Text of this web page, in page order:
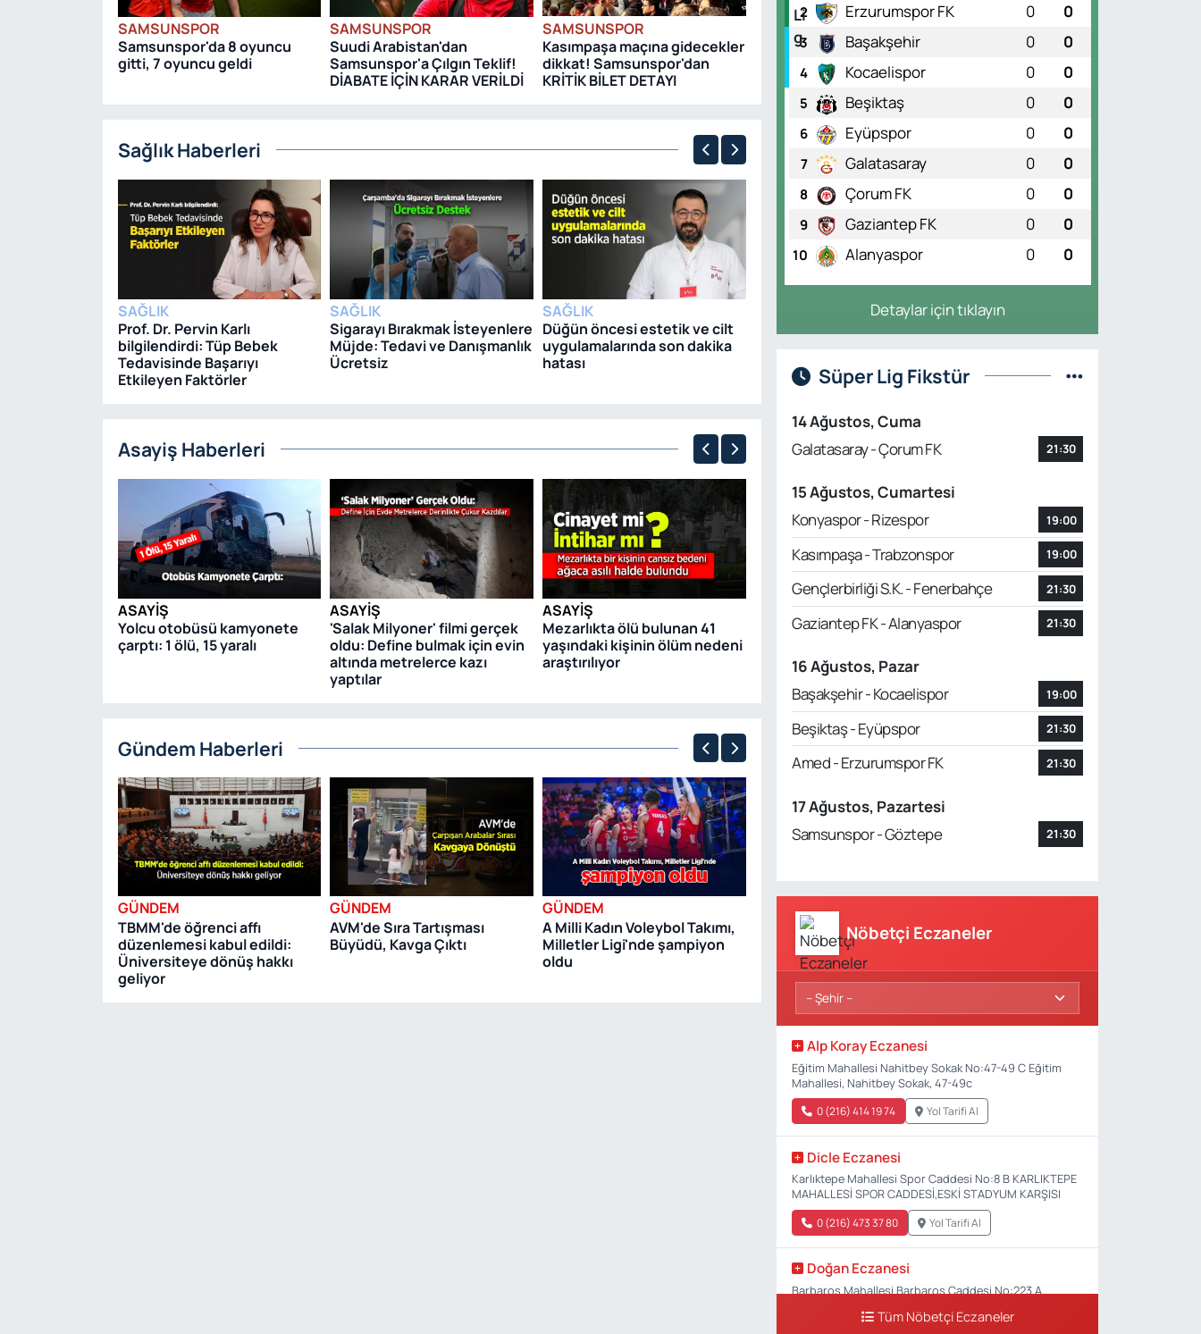
SAMSUNSPOR
Samsunspor'da 8 oyuncu
gitti, 7 oyuncu geldi
SAMSUNSPOR
Suudi Arabistan'dan
Samsunspor'a Çılgın Teklif!
DİABATE İÇİN KARAR VERİLDİ
SAMSUNSPOR
Kasımpaşa maçına gidecekler
dikkat! Samsunspor'dan
KRİTİK BİLET DETAYI
Sağlık Haberleri
SAĞLIK
Prof. Dr. Pervin Karlı
bilgilendirdi: Tüp Bebek
Tedavisinde Başarıyı
Etkileyen Faktörler
SAĞLIK
Sigarayı Bırakmak İsteyenlere
Müjde: Tedavi ve Danışmanlık
Ücretsiz
SAĞLIK
Düğün öncesi estetik ve cilt
uygulamalarında son dakika
hatası
Uzm. Dr. Ömer Faruk Yolcu
uyardı: Reflüyü sadece
yedikleriniz değil, giyim
tarzınız da tetikleyebilir
Asayiş Haberleri
ASAYIŞ
Yolcu otobüsü kamyonete
çarptı: 1 ölü, 15 yaralı
ASAYIŞ
'Salak Milyoner' filmi gerçek
oldu: Define bulmak için evin
altında metrelerce kazı
yaptılar
ASAYIŞ
Mezarlıkta ölü bulunan 41
yaşındaki kişinin ölüm nedeni
araştırılıyor
ASAYIŞ
Seyir halindeyken aniden
alev alan otomobildeki 4 kişi
yaralandı
Gündem Haberleri
GÜNDEM
TBMM'de öğrenci affı
düzenlemesi kabul edildi:
Üniversiteye dönüş hakkı
geliyor
GÜNDEM
AVM'de Sıra Tartışması
Büyüdü, Kavga Çıktı
GÜNDEM
A Milli Kadın Voleybol Takımı,
Milletler Ligi'nde şampiyon
oldu
GÜNDEM
Cadı kostümüyle yamaç
paraşütü yaptı, festivalde ilgi
2 Erzurumspor FK 0 0
3 Başakşehir 0 0
4 Kocaelispor 0 0
5 Beşiktaş 0 0
6 Eyüpspor 0 0
7 Galatasaray 0 0
8 Çorum FK 0 0
9 Gaziantep FK 0 0
10 Alanyaspor 0 0
Detaylar için tıklayın
Süper Lig Fikstür
14 Ağustos, Cuma
Galatasaray - Çorum FK
21:30
15 Ağustos, Cumartesi
Konyaspor - Rizespor
19:00
Kasımpaşa - Trabzonspor 19:00
Gençlerbirliği S.K. - Fenerbahçe 21:30
Gaziantep FK - Alanyaspor 21:30
16 Ağustos, Pazar
Başakşehir - Kocaelispor
19:00
Beşiktaş - Eyüpspor 21:30
Amed - Erzurumspor FK 21:30
17 Ağustos, Pazartesi
Samsunspor - Göztepe
21:30
Nöbetçi Eczaneler
Alp Koray Eczanesi
Eğitim Mahallesi Nahitbey Sokak No:47-49 C Eğitim
Mahallesi, Nahitbey Sokak, 47-49c
0 (216) 414 19 74 Yol Tarifi Al
Dicle Eczanesi
Karlıktepe Mahallesi Spor Caddesi No:8 B KARLIKTEPE
MAHALLESİ SPOR CADDESİ,ESKİ STADYUM KARŞISI
0 (216) 473 37 80 Yol Tarifi Al
Doğan Eczanesi
Barbaros Mahallesi Barbaros Caddesi No:223 A
Tüm Nöbetçi Eczaneler